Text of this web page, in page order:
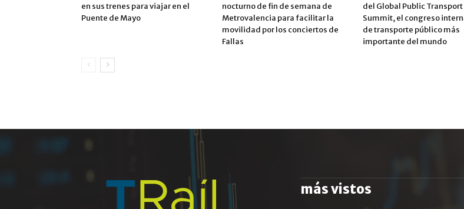
en sus trenes para viajar en el
Puente de Mayo
nocturno de fin de semana de
Metrovalencia para facilitar la
movilidad por los conciertos de
Fallas
del Global Public Transport
Summit, el congreso
de transporte público más
importante del mundo
más vistos